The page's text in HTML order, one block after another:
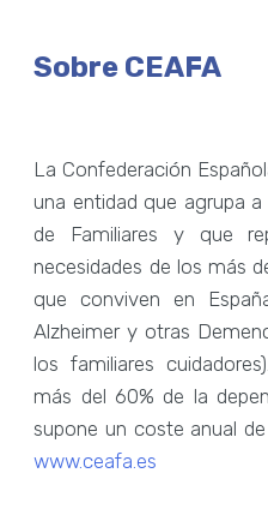
Sobre CEAFA
La Confederación
una entidad que agrupa
de Familiares y que
necesidades de los más
que conviven en
Alzheimer y otras
los familiares
más del 60% de la
supone un coste anual
www.ceafa.es